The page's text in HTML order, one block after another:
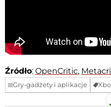
Źródło: OpenCritic,
Gry-gadżety i aplikacje
Facebook